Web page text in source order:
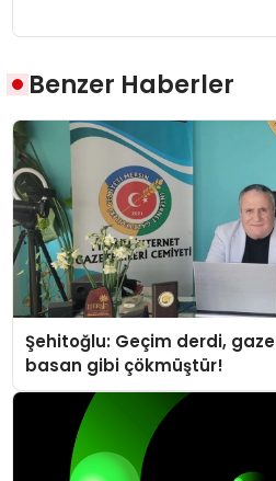
Benzer Haberler
Şehitoğlu: Geçim derdi,
basan gibi çökmüştür!